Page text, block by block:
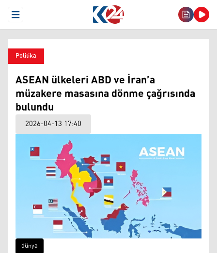
Open Menu
Politika
ASEAN ülkeleri ABD ve İran’a
müzakere masasına dönme çağrısında
bulundu
2026-04-13 17:40
dünya